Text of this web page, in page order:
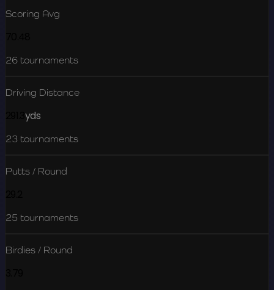
Scoring Avg
26 tournaments
Driving Distance
yds
23 tournaments
Putts / Round
25 tournaments
Birdies / Round